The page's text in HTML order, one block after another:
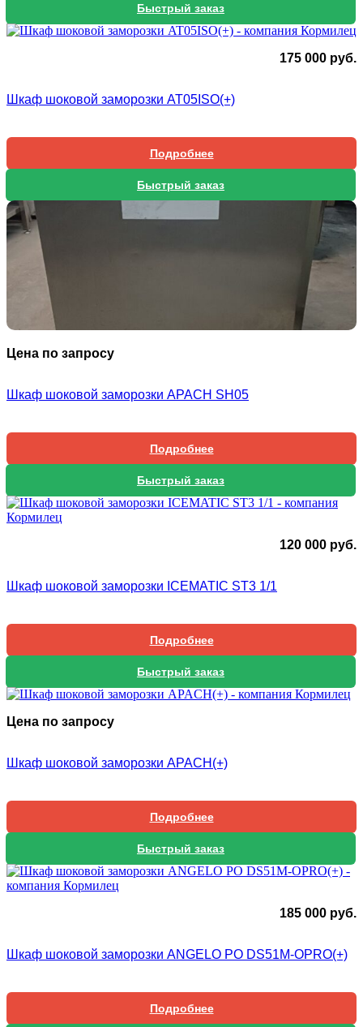
Быстрый заказ
175 000 руб.
Шкаф шоковой заморозки AT05ISO(+)
Подробнее
Быстрый заказ
Цена по запросу
Шкаф шоковой заморозки APACH SH05
Подробнее
Быстрый заказ
120 000 руб.
Шкаф шоковой заморозки ICEMATIC ST3 1/1
Подробнее
Быстрый заказ
Цена по запросу
Шкаф шоковой заморозки APACH(+)
Подробнее
Быстрый заказ
185 000 руб.
Шкаф шоковой заморозки ANGELO PO DS51M-OPRO(+)
Подробнее